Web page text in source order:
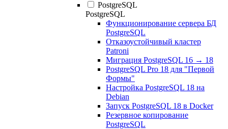
PostgreSQL
PostgreSQL
Функционирование сервера БД
PostgreSQL
Отказоустойчивый кластер
Patroni
Миграция PostgreSQL 16 → 18
PostgreSQL Pro 18 для "Первой
Формы"
Настройка PostgreSQL 18 на
Debian
Запуск PostgreSQL 18 в Docker
Резервное копирование
PostgreSQL